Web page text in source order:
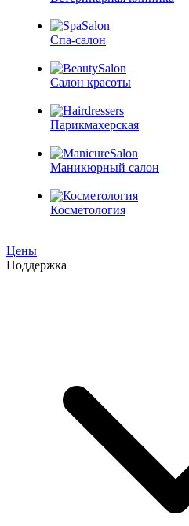
Спа-салон
Салон красоты
Парикмахерская
Маникюрный салон
Косметология
Цены
Поддержка